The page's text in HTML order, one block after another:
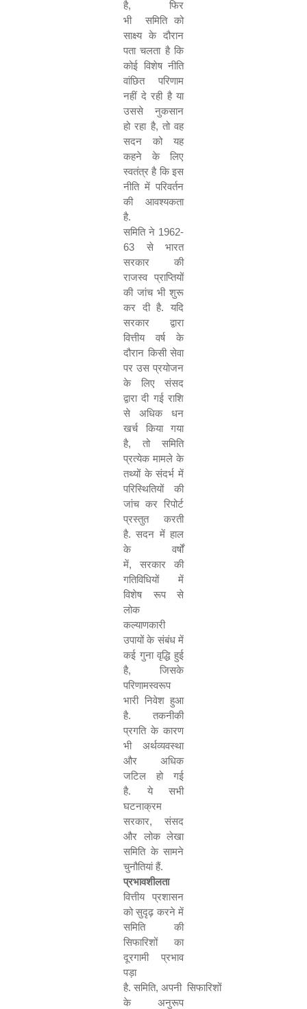
है, फिर
भी समिति को
साक्ष्य के दौरान
पता चलता है कि
कोई विशेष नीति
वांछित परिणाम
नहीं दे रही है या
उससे नुकसान
हो रहा है, तो वह
सदन को यह
कहने के लिए
स्वतंत्र है कि इस
नीति में परिवर्तन
की आवश्यकता
है.
समिति ने 1962-
63 से भारत
सरकार की
राजस्व प्राप्तियों
की जांच भी शुरू
कर दी है.यदि
सरकार द्वारा
वित्तीय वर्ष के
दौरान किसी सेवा
पर उस प्रयोजन
के लिए संसद
द्वारा दी गई राशि
से अधिक धन
खर्च किया गया
है, तो समिति
प्रत्येक मामले के
तथ्यों के संदर्भ में
परिस्थितियों की
जांच कर रिपोर्ट
प्रस्तुत करती
है.सदन में हाल
के वर्षों
में, सरकार की
गतिविधियों में
विशेष रूप से
लोक
कल्याणकारी
उपायों के संबंध में
कई गुना वृद्धि हुई
है, जिसके
परिणामस्वरूप
भारी निवेश हुआ
है. तकनीकी
प्रगति के कारण
भी अर्थव्यवस्था
और अधिक
जटिल हो गई
है. ये सभी
घटनाक्रम
सरकार, संसद
और लोक लेखा
समिति के सामने
चुनौतियां हैं.
प्रभावशीलता
वित्तीय प्रशासन
को सुदृढ़ करने में
समिति की
सिफारिशों का
दूरगामी प्रभाव
पड़ा
है. समिति, अपनी सिफारिशों
के अनुरूप